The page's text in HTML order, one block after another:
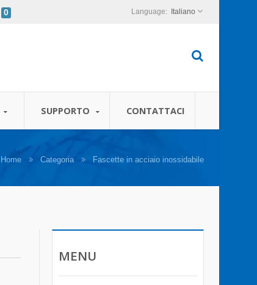
0 Italiano
SUPPORTO CONTATTACI
Home Categoria Fascette in acciaio inossidabile
MENU